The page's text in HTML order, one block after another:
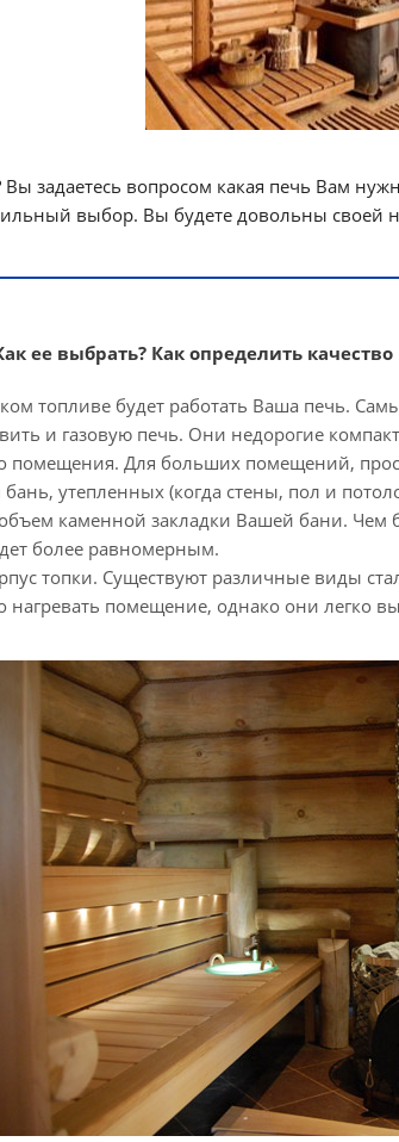
Вы задаетесь вопросом какая печь Вам
выбор. Вы будете довольны
ее выбрать? Как определить
топливе будет работать Ваша печь.
и газовую печь. Они недорогие
помещения. Для больших помещений,
утепленных (когда стены, пол и
каменной закладки Вашей бани.
более равномерным.
топки. Существуют различные виды
нагревать помещение, однако они легко